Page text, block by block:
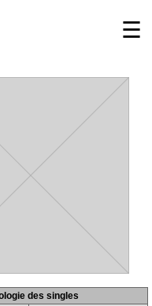
☰
des singles